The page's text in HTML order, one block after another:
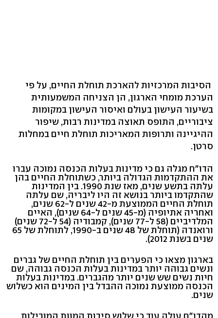
הסיבות המרכזיות להארכת תוחלת החיים, על פי
הערכת מומחי הארגון, הן הצניחה המשמעותית
בשיעור העישון בעולם ואיסור העישון במקומות
ציבוריים, התופס תאוצה במדינות רבות, שיפור
ההיגיינה ותרופות המאריכות תוחלת חיים במחלות
סרטן.
הדו"ח מגלה גם כי מדינות בעלות הכנסה נמוכה עברו
את ההתקדמות הגדולה ביותר, כשתוחלת החיים בהן
עלתה בתשע שנים, מאז שנת 1990. בין המדינות
שהתקדמו ביותר בנושא זה היו ליבריה, שם עלתה
תוחלת החיים הממוצעת מ-42 שנים ל-62 שנים,
ואחריה אתיופיה (מ-45 שנים ל-64 שנים), האיים
המלדיביים (58 ל-77 שנים), קמבודיה (54 ל-72 שנים)
ורואנדה (תוחלת של 48 שנים ב-1990, לתוחלת של 65
שנים בשנת 2012).
בארגון מצאו כי הפערים בין תוחלת החיים של גברים
ונשים גבוהה יותר במדינות בעלות הכנסה גבוהה, שם
חיות נשים שש שנים יותר מהגברים. במדינות בעלות
הכנסה ממוצעת נמוכה ההבדל בין המינים הוא כשלוש
שנים.